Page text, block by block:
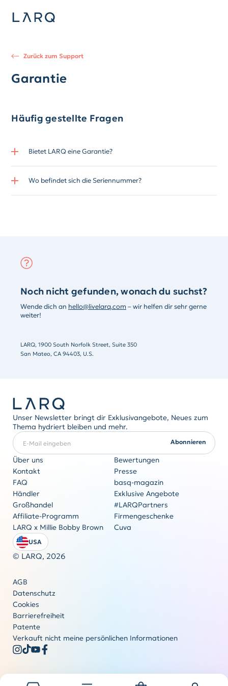
Zurück zum Support
Garantie
Häufig gestellte Fragen
Bietet LARQ eine Garantie?
Wo befindet sich die Seriennummer?
Noch nicht gefunden, wonach du suchst?
Wende dich an hello@livelarq.com – wir helfen dir sehr gerne
weiter!
LARQ, 1900 South Norfolk Street, Suite 350
San Mateo, CA 94403, U.S.
Unser Newsletter bringt dir Exklusivangebote, Neues zum
Thema hydriert bleiben und mehr.
E-Mail eingeben
Abonnieren
Über uns
Bewertungen
Kontakt
Presse
FAQ
basq-magazin
Händler
Exklusive Angebote
Großhandel
#LARQPartners
Affiliate-Programm
Firmengeschenke
LARQ x Millie Bobby Brown
Cuva
Firmengeschenke
Originalität kommt nie aus der Mode
Angebot anfordern
USA
© LARQ, 2026
AGB
Datenschutz
Cookies
Barrierefreiheit
Patente
Verkauft nicht meine persönlichen Informationen